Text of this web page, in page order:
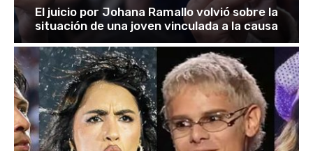
El juicio por Johana Ramallo volvió sobre la
situación de una joven vinculada a la causa